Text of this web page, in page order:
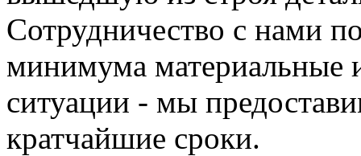
Сотрудничество с нами
минимума материальные
ситуации - мы
кратчайшие сроки.